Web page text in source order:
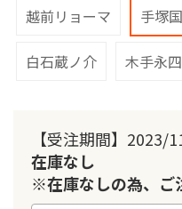
越前リョーマ 手塚
白石蔵ノ介 木手永
【受注期間】2023/
在庫なし
※在庫なしの為、ご
移
る